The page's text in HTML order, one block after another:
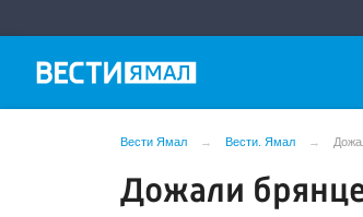
Вести Ямал Вести. Ямал
Дожали